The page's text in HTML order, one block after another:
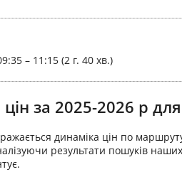
– 11:15 (2 г. 40 хв.)
за 2025-2026 р
динаміка цін по
результати пошуків